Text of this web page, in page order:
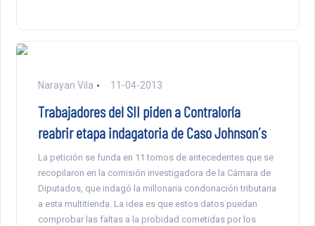
Narayan Vila 11-04-2013
Trabajadores del SII piden a Contraloría
reabrir etapa indagatoria de Caso Johnson´s
La petición se funda en 11 tomos de antecedentes que se
recopilaron en la comisión investigadora de la Cámara de
Diputados, que indagó la millonaria condonación tributaria
a esta multitienda. La idea es que estos datos puedan
comprobar las faltas a la probidad cometidas por los